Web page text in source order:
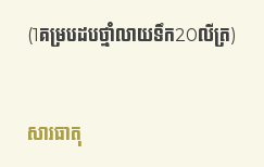
(1គម្របដបថ្នាំលាយទឹក20លីត្រ)
សារធាតុ